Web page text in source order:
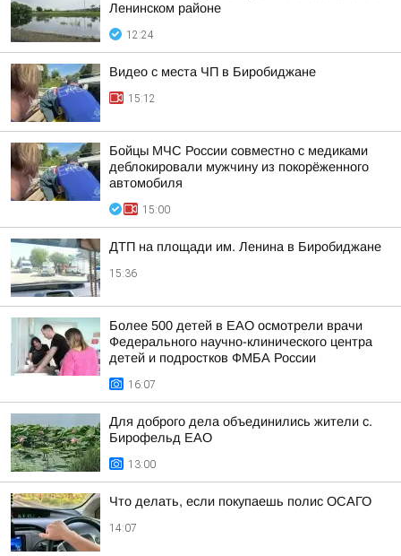
Ленинском районе
12:24
Видео с места ЧП в Биробиджане
15:12
Бойцы МЧС России совместно с медиками
деблокировали мужчину из покорёженного
автомобиля
15:00
ДТП на площади им. Ленина в Биробиджане
15:36
Более 500 детей в ЕАО осмотрели врачи
Федерального научно-клинического центра
детей и подростков ФМБА России
16:07
Для доброго дела объединились жители с.
Бирофельд ЕАО
13:00
Что делать, если покупаешь полис ОСАГО
14:07